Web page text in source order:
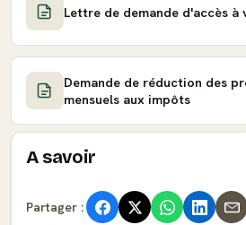
Lettre de demande d'accès
Demande de réduction des
mensuels aux impôts
A savoir
Partager :